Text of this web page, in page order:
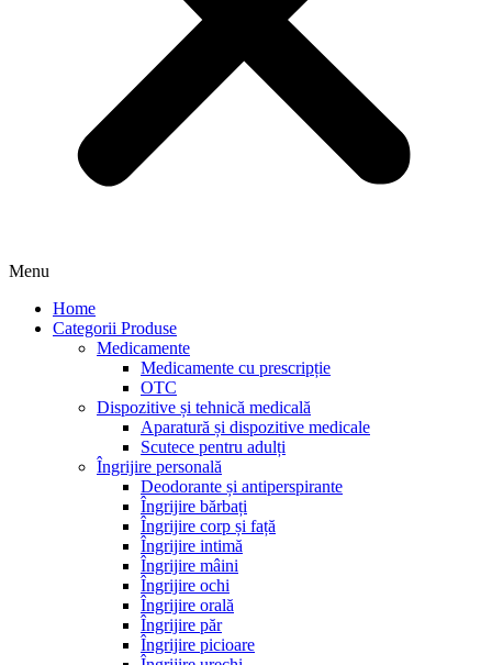
Menu
Home
Categorii Produse
Medicamente
Medicamente cu prescripție
OTC
Dispozitive și tehnică medicală
Aparatură și dispozitive medicale
Scutece pentru adulți
Îngrijire personală
Deodorante și antiperspirante
Îngrijire bărbați
Îngrijire corp și față
Îngrijire intimă
Îngrijire mâini
Îngrijire ochi
Îngrijire orală
Îngrijire păr
Îngrijire picioare